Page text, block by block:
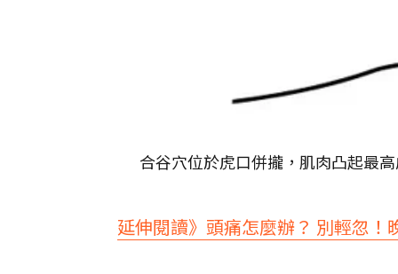
合谷穴位於虎口併攏，肌肉凸起最
延伸閱讀》頭痛怎麼辦？ 別輕忽！